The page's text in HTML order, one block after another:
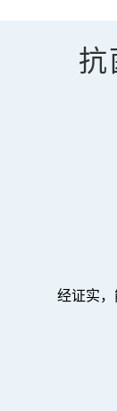
抗
经证实